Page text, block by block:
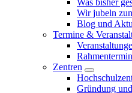
Was bisher
Wir jubeln
Blog und
Termine &
Zentren
Gründung